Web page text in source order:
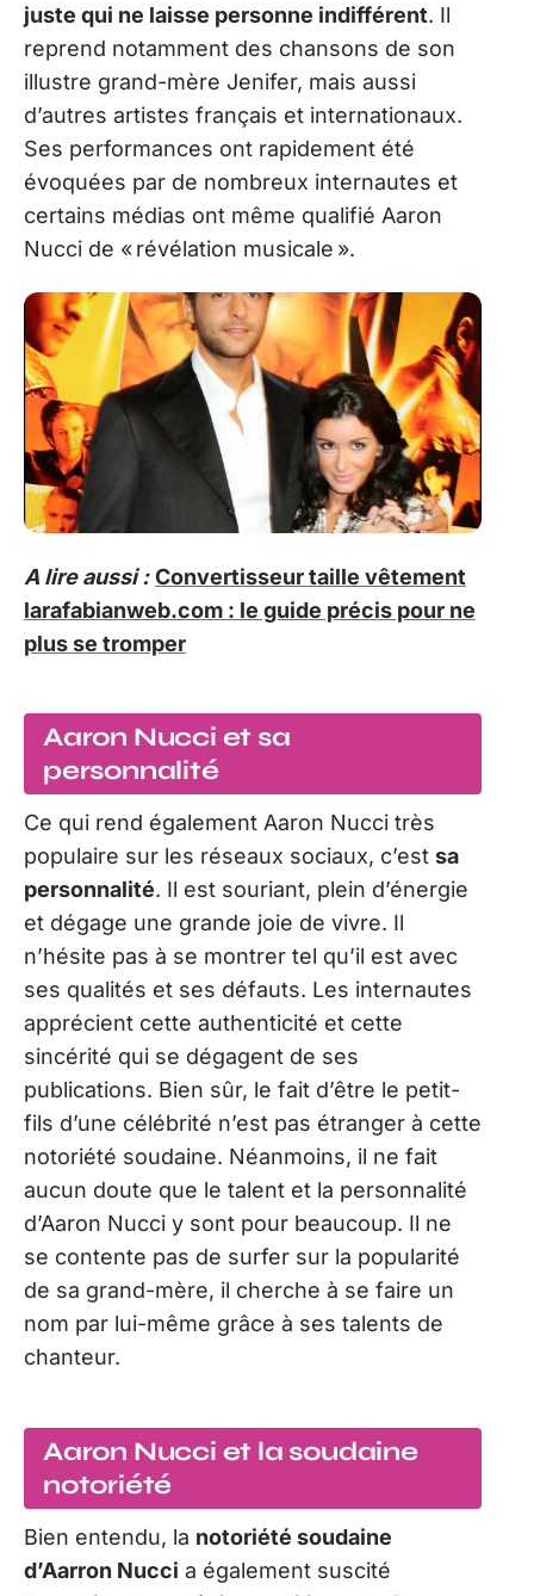
juste qui ne laisse personne indifférent. Il
reprend notamment des chansons de son
illustre grand-mère Jenifer, mais aussi
d’autres artistes français et internationaux.
Ses performances ont rapidement été
évoquées par de nombreux internautes et
certains médias ont même qualifié Aaron
Nucci de « révélation musicale ».
A lire aussi : Convertisseur taille vêtement
larafabianweb.com : le guide précis pour ne
plus se tromper
Aaron Nucci et sa
personnalité
Ce qui rend également Aaron Nucci très
populaire sur les réseaux sociaux, c’est sa
personnalité. Il est souriant, plein d’énergie
et dégage une grande joie de vivre. Il
n’hésite pas à se montrer tel qu’il est avec
ses qualités et ses défauts. Les internautes
apprécient cette authenticité et cette
sincérité qui se dégagent de ses
publications. Bien sûr, le fait d’être le petit-
fils d’une célébrité n’est pas étranger à cette
notoriété soudaine. Néanmoins, il ne fait
aucun doute que le talent et la personnalité
d’Aaron Nucci y sont pour beaucoup. Il ne
se contente pas de surfer sur la popularité
de sa grand-mère, il cherche à se faire un
nom par lui-même grâce à ses talents de
chanteur.
Aaron Nucci et la soudaine
notoriété
Bien entendu, la notoriété soudaine
d’Aarron Nucci a également suscité